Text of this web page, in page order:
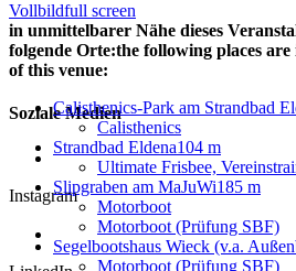
Vollbildfull screen
in unmittelbarer Nähe dieses
folgende Orte:the following places
of this venue:
Calisthenics-Park am Strandbad
Calisthenics
Strandbad Eldena104 m
Ultimate Frisbee,
Slipgraben am MaJuWi185 m
Motorboot
Motorboot (Prüfung SBF)
Segelbootshaus Wieck (v.a.
Motorboot (Prüfung SBF)
Soziale Medien
Instagram